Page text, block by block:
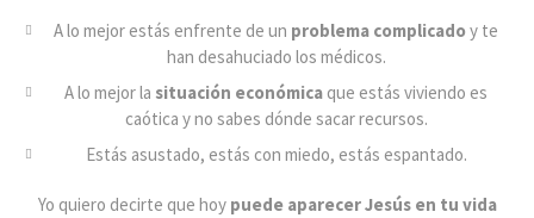
A lo mejor estás enfrente de un problema complicado y te
han desahuciado los médicos.
A lo mejor la situación económica que estás viviendo es
caótica y no sabes dónde sacar recursos.
Estás asustado, estás con miedo, estás espantado.
Yo quiero decirte que hoy puede aparecer Jesús en tu vida